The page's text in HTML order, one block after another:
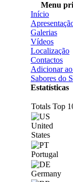
Menu
Início
Galerias
Vídeos
Localização
Contactos
Adicionar
Sabores do
Estatísticas
Totals Top